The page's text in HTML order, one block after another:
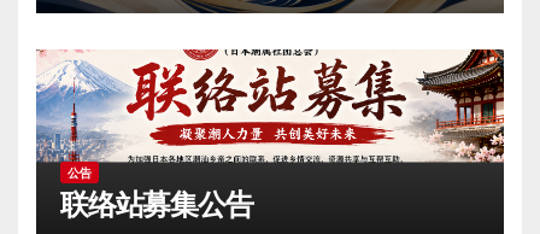
公告
联络站募集公告